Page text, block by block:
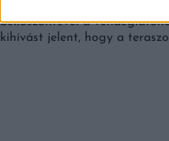
beköszöntével a
kihívást jelent, hogy a